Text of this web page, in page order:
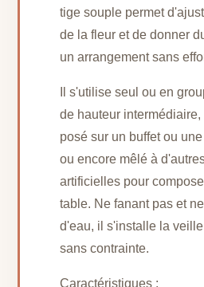
tige souple permet
de la fleur et de donner
un arrangement sans
Il s'utilise seul ou en
de hauteur
posé sur un buffet ou
ou encore mêlé à
artificielles pour
table. Ne fanant pas et
d'eau, il s'installe la
sans contrainte.
Caractéristiques :